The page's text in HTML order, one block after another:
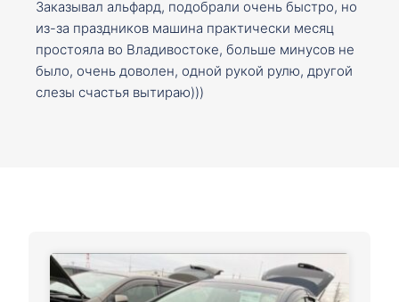
Заказывал альфард, подобрали очень быстро, но
из-за праздников машина практически месяц
простояла во Владивостоке, больше минусов не
было, очень доволен, одной рукой рулю, другой
слезы счастья вытираю)))